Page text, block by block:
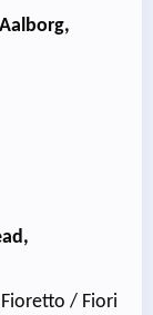
Fioretto / Fiori